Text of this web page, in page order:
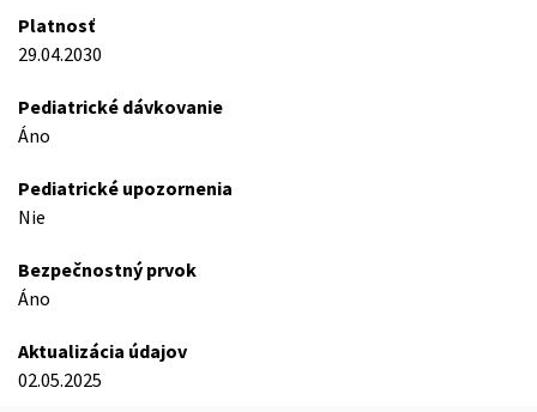
Platnosť
29.04.2030
Pediatrické dávkovanie
Áno
Pediatrické upozornenia
Nie
Bezpečnostný prvok
Áno
Aktualizácia údajov
02.05.2025